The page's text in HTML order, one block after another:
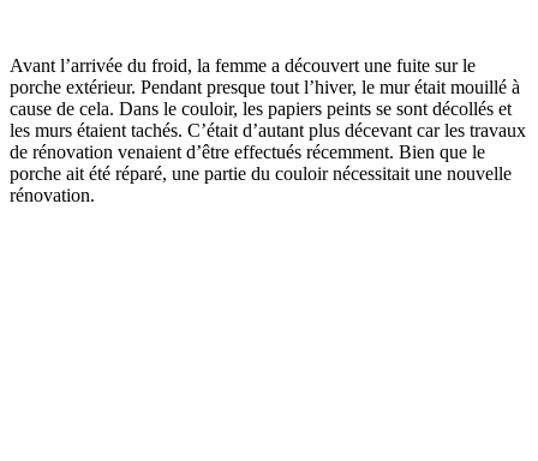
Avant l’arrivée du froid, la femme a découvert une fuite sur le
porche extérieur. Pendant presque tout l’hiver, le mur était mouillé à
cause de cela. Dans le couloir, les papiers peints se sont décollés et
les murs étaient tachés. C’était d’autant plus décevant car les travaux
de rénovation venaient d’être effectués récemment. Bien que le
porche ait été réparé, une partie du couloir nécessitait une nouvelle
rénovation.